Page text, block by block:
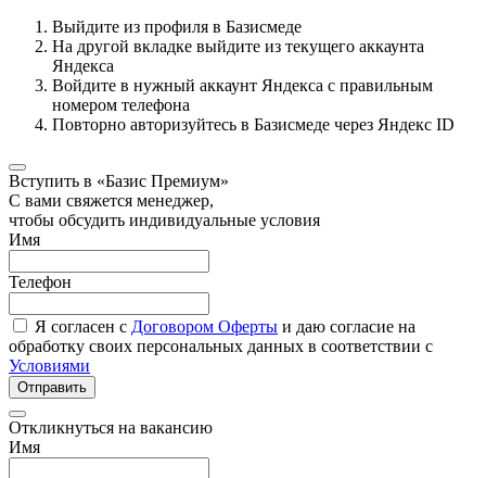
Выйдите из профиля в Базисмеде
На другой вкладке выйдите из текущего аккаунта
Яндекса
Войдите в нужный аккаунт Яндекса с правильным
номером телефона
Повторно авторизуйтесь в Базисмеде через Яндекс ID
Вступить в «Базис Премиум»
С вами свяжется менеджер,
чтобы обсудить индивидуальные условия
Имя
Телефон
Я согласен с Договором Оферты и даю согласие на
обработку своих персональных данных в соответствии с
Условиями
Отправить
Откликнуться на вакансию
Имя